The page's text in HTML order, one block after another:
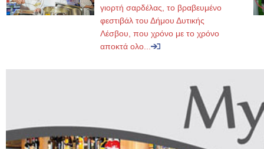
γιορτή σαρδέλας, το βραβευμένο
φεστιβάλ του Δήμου Δυτικής
Λέσβου, που χρόνο με το χρόνο
αποκτά ολο...